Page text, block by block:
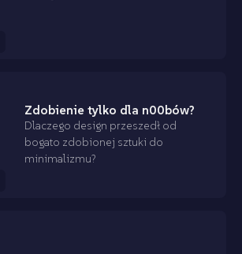
Zdobienie tylko dla n00bów?
Dlaczego design przeszedł od
bogato zdobionej sztuki do
minimalizmu?